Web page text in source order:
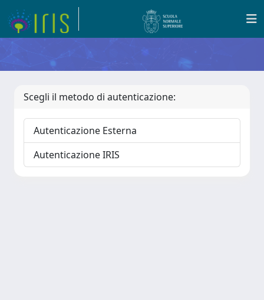
Scegli il metodo di autenticazione:
Autenticazione Esterna
Autenticazione IRIS